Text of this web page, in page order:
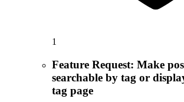
1
Feature Request: Make
searchable by tag or
tag page